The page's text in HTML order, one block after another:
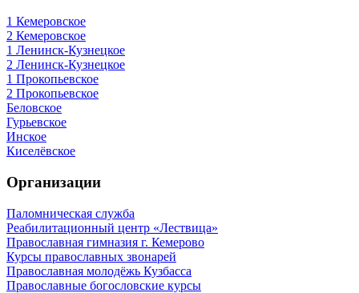
1 Кемеровское
2 Кемеровское
1 Ленинск-Кузнецкое
2 Ленинск-Кузнецкое
1 Прокопьевское
2 Прокопьевское
Беловское
Гурьевское
Инское
Киселёвское
Организации
Паломническая служба
Реабилитационный центр «Лествица»
Православная гимназия г. Кемерово
Курсы православных звонарей
Православная молодёжь Кузбасса
Православные богословские курсы